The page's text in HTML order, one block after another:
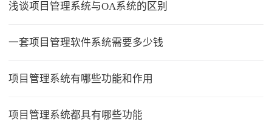
浅谈项目管理系统与OA系统的区别
一套项目管理软件系统需要多少钱
项目管理系统有哪些功能和作用
项目管理系统都具有哪些功能